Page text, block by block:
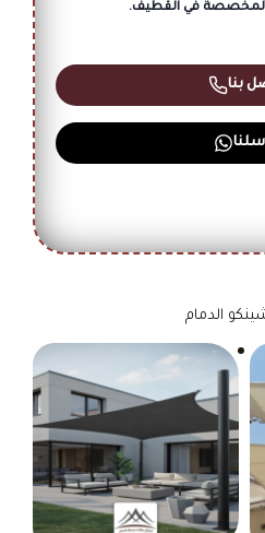
المخصصة في القطيف.
بنا
الدمام